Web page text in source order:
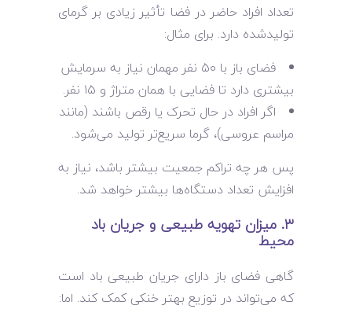
تعداد افراد حاضر در فضا تأثیر زیادی بر گرمای
تولیدشده دارد. برای مثال:
فضای باز با ۵۰ نفر مهمان نیاز به سرمایش
بیشتری دارد تا فضایی با همان متراژ و ۱۵ نفر.
اگر افراد در حال تحرک یا رقص باشند (مانند
مراسم عروسی)، گرما سریع‌تر تولید می‌شود.
پس هر چه تراکم جمعیت بیشتر باشد، نیاز به
افزایش تعداد دستگاه‌ها بیشتر خواهد شد.
۳. میزان تهویه طبیعی و جریان باد
محیط
گاهی فضای باز دارای جریان طبیعی باد است
که می‌تواند در توزیع بهتر خنکی کمک کند. اما: